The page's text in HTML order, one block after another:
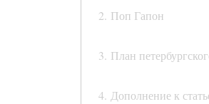
2. Поп Гапон
3. План
4. Дополнение к